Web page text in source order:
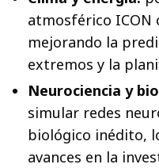
atmosférico ICON
mejorando la
extremos y la
Neurociencia y
simular redes
biológico inédito,
avances en la